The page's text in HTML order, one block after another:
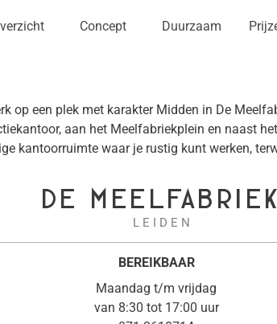
Concept Duurzaam
op een plek met karakter Midden in De
aan het Meelfabriekplein en naast
kantoorruimte waar je rustig kunt werken,
DE MEELFABRIEK
L E I D E N
BEREIKBAAR
Maandag t/m vrijdag
van 8:30 tot 17:00 uur